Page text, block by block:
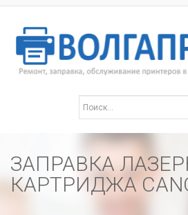
ЗАПРАВКА
КАРТРИДЖА